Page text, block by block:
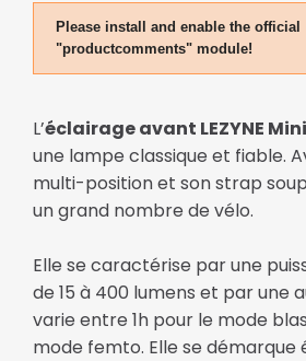
Please install and enable the official
"productcomments" module!
L’éclairage avant LEZYNE
une lampe classique et fiable.
multi-position et son strap
un grand nombre de vélo.
Elle se caractérise par une
de 15 à 400 lumens et par une
varie entre 1h pour le mode
mode femto. Elle se